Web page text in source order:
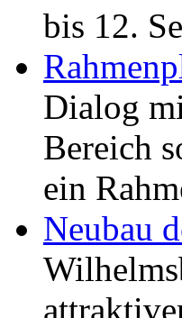
bis 12.
Dialog
Bereich
ein
Neubau